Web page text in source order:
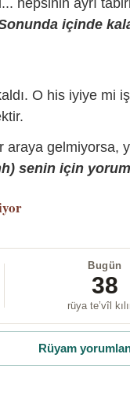
içinde
O his iyiye mi
araya gelmiyorsa,
senin için
Bugün
38
rüya te’vîl
Rüyam